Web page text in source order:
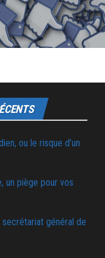
ou le risque d’un
un piège pour vos
secrétariat général de